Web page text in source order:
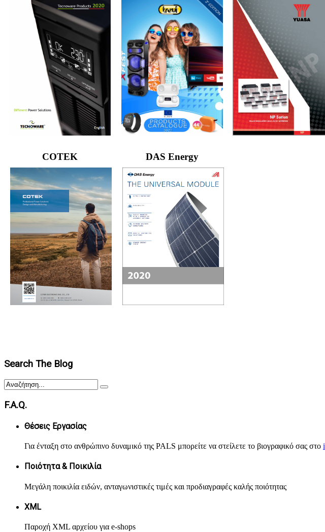
COTEK DAS Energy
Search The Blog
F.A.Q.
Θέσεις Εργασίας
Για ένταξη στο ανθρώπινο δυναμικό της PALS μπορείτε να στείλετε το βιογραφικό σας στο
Ποιότητα & Ποικιλία
Μεγάλη ποικιλία ειδών, ανταγωνιστικές τιμές και προδιαγραφές καλής ποιότητας
XML
Παροχή XML αρχείου για e-shops